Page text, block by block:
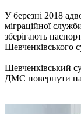
У березні 2018
міграційної
зберігають
Шевченківського
Шевченківський
ДМС повернути